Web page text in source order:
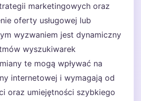
marketingowych oraz
oferty usługowej lub
wyzwaniem jest dynamiczny
wyszukiwarek
te mogą wpływać na
internetowej i wymagają od
oraz umiejętności szybkiego